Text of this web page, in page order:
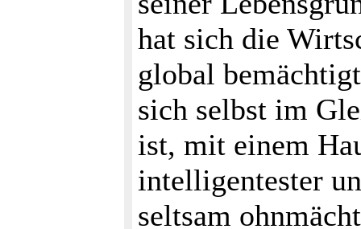
hat sich die
global
sich selbst im
ist, mit einem
intelligentester
seltsam